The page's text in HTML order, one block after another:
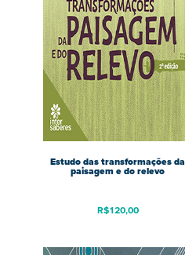
Estudo das transformações da
paisagem e do relevo
R$120,00